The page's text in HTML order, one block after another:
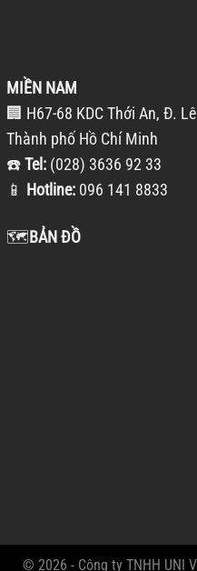
MIỀN NAM
🏢 H67-68 KDC Thới An, Đ.
Thành phố Hồ Chí Minh
☎️Tel: (028) 3636 92 33
📱 Hotline: 096 141 8833
🗺️BẢN ĐỒ
© 2026 - Công ty TNHH UNI